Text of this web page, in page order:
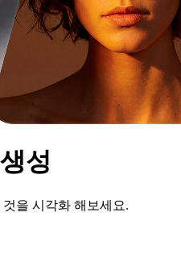
성
을 시각화 해보세요.